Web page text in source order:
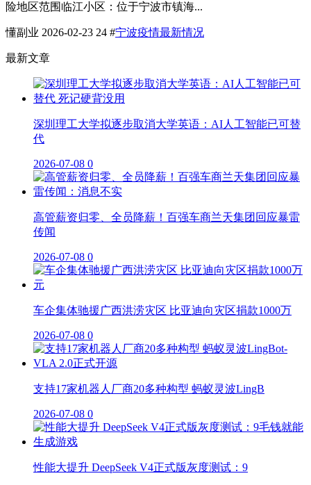
险地区范围临江小区：位于宁波市镇海...
懂副业 2026-02-23 24 #宁波疫情最新情况
最新文章
深圳理工大学拟逐步取消大学英语：AI人工智能已可替
代
2026-07-08 0
高管薪资归零、全员降薪！百强车商兰天集团回应暴雷
传闻
2026-07-08 0
车企集体驰援广西洪涝灾区 比亚迪向灾区捐款1000万
2026-07-08 0
支持17家机器人厂商20多种构型 蚂蚁灵波LingB
2026-07-08 0
性能大提升 DeepSeek V4正式版灰度测试：9